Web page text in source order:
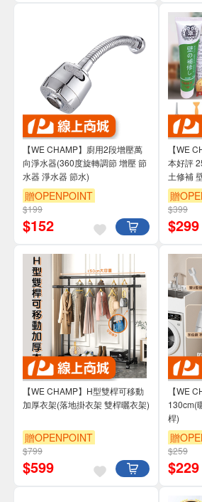
【WE CHAMP】廚用2段增壓萬
向淨水器(360度旋轉調節 增壓 節
水器 淨水器 節水)
贈OPENPOINT
$199
$152
【WE
本好評
土修補
贈
$399
$299
【WE CHAMP】H型雙桿可移動
加厚衣架(落地掛衣架 雙桿曬衣架)
贈OPENPOINT
$799
$599
【WE
130cm(
桿)
贈
$259
$229